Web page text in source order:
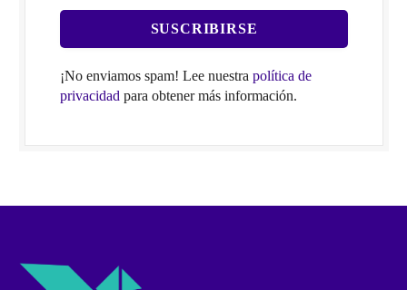
¡No enviamos spam! Lee nuestra política de
privacidad para obtener más información.